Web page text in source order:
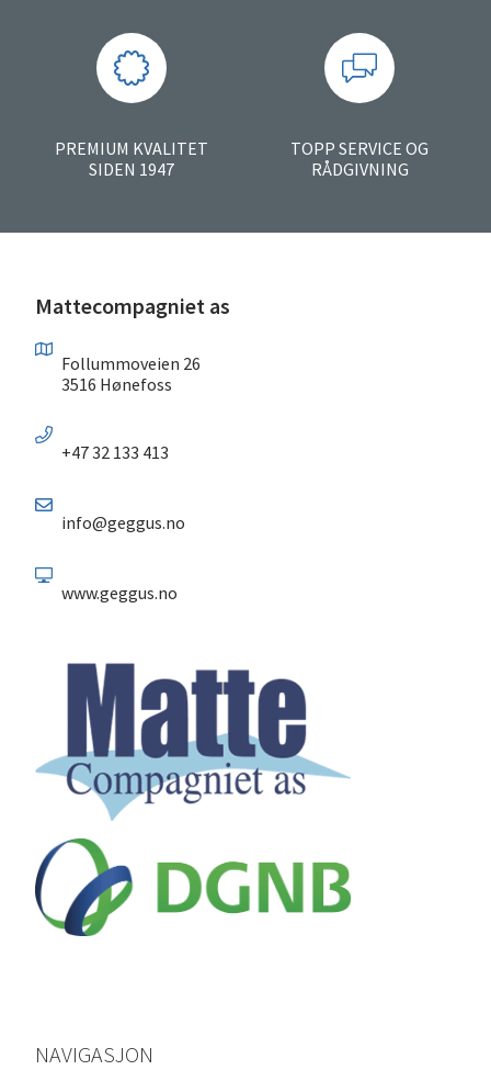
PREMIUM KVALITET
SIDEN 1947
TOPP SERVICE OG
RÅDGIVNING
Mattecompagniet as
Follummoveien 26
3516 Hønefoss
+47 32 133 413
info@geggus.no
www.geggus.no
NAVIGASJON